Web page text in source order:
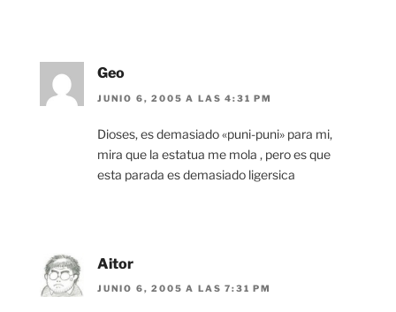
Geo
JUNIO 6, 2005 A LAS 4:31 PM
Dioses, es demasiado «puni-puni» para mi,
mira que la estatua me mola , pero es que
esta parada es demasiado ligersica
Aitor
JUNIO 6, 2005 A LAS 7:31 PM